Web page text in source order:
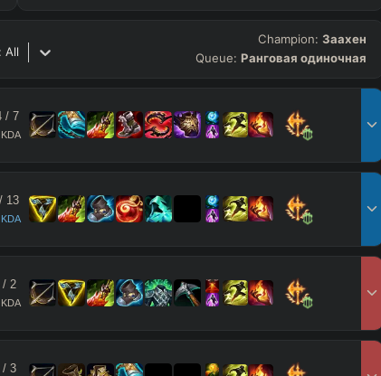
All
Champion: Заахен
Queue: Ранговая одиночная
/ 7
/ 13
2
3